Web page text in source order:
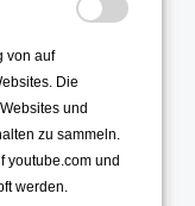
von auf
Die
und
zu sammeln.
youtube.com und
werden.